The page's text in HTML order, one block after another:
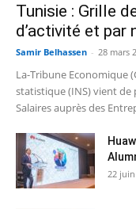
Tunisie : Grille
d’activité et par
Samir Belhassen - 28 mars
La-Tribune Economique
statistique (INS) vient de
Salaires auprès des
22